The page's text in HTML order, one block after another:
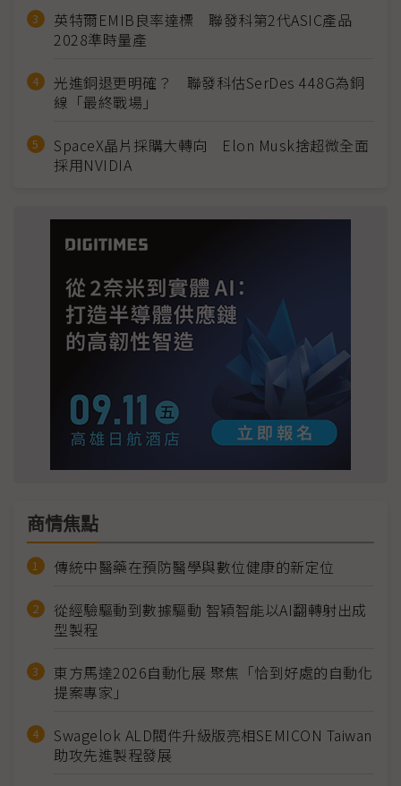
英特爾EMIB良率達標 聯發科第2代ASIC產品
2028準時量產
光進銅退更明確？ 聯發科估SerDes 448G為銅
線「最終戰場」
SpaceX晶片採購大轉向 Elon Musk捨超微全面
採用NVIDIA
商情焦點
傳統中醫藥在預防醫學與數位健康的新定位
從經驗驅動到數據驅動 智穎智能以AI翻轉射出成
型製程
東方馬達2026自動化展 聚焦「恰到好處的自動化
提案專家」
Swagelok ALD閥件升級版亮相SEMICON Taiwan
助攻先進製程發展